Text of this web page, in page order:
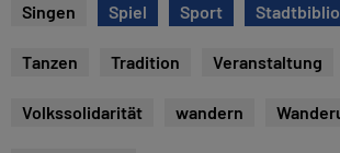
Singen Spiel Sport
Tanzen Tradition Veranstaltung
Volkssolidarität wandern